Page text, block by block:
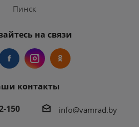
Пинск
на связи
контакты
150
info@vamrad.by